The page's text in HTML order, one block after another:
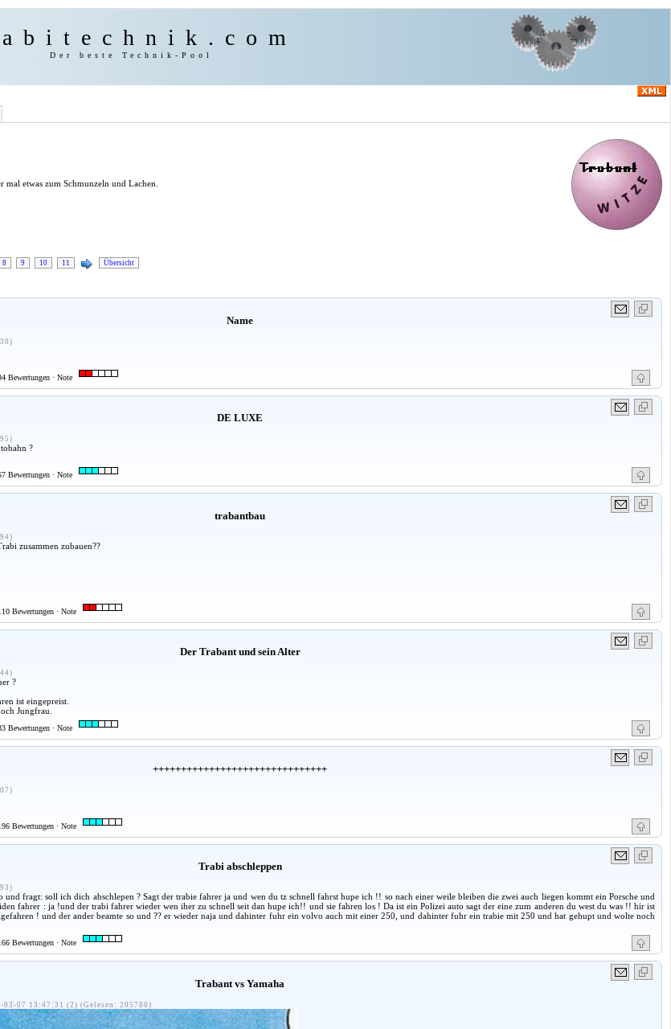
Der beste Technik-Pool
etwas zum Schmunzeln und Lachen.
8 9 10 11 Übersicht
Name
Bewertungen · Note
DE LUXE
?
Bewertungen · Note
trabantbau
zusammen zubauen??
Bewertungen · Note
Der Trabant und sein Alter
?
ist eingepreist.
Jungfrau.
Bewertungen · Note
+++++++++++++++++++++++++++++++
Bewertungen · Note
Trabi abschleppen
fragt: soll ich dich abschlepen ? Sagt der trabie fahrer ja und wen du tz schnell fahrst hupe ich !! so nach einer weile bleiben die zwei auch liegen kommt ein Porsche und
fahrer : ja !und der trabi fahrer wieder wen iher zu schnell seit dan hupe ich!! und sie fahren los ! Da ist ein Polizei auto sagt der eine zum anderen du west du was !! hir ist
! und der ander beamte so und ?? er wieder naja und dahinter fuhr ein volvo auch mit einer 250, und dahinter fuhr ein trabie mit 250 und hat gehupt und wolte noch
Bewertungen · Note
Trabant vs Yamaha
07 13:47:31 (2) (Gelesen: 205780)